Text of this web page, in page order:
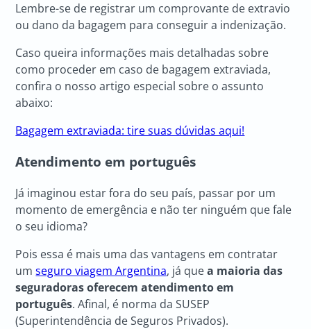
Lembre-se de registrar um comprovante de extravio
ou dano da bagagem para conseguir a indenização.
Caso queira informações mais detalhadas sobre
como proceder em caso de bagagem extraviada,
confira o nosso artigo especial sobre o assunto
abaixo:
Bagagem extraviada: tire suas dúvidas aqui!
Atendimento em português
Já imaginou estar fora do seu país, passar por um
momento de emergência e não ter ninguém que fale
o seu idioma?
Pois essa é mais uma das vantagens em contratar
umseguro viagem Argentina, já quea maioria das
seguradoras oferecem atendimento em
português. Afinal, é norma da SUSEP
(Superintendência de Seguros Privados).